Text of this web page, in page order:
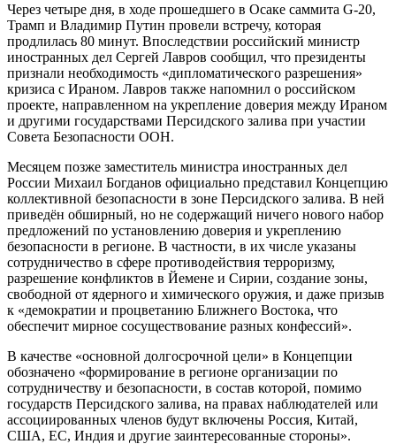
Через четыре дня, в ходе прошедшего в Осаке саммита G-20,
Трамп и Владимир Путин провели встречу, которая
продлилась 80 минут. Впоследствии российский министр
иностранных дел Сергей Лавров сообщил, что президенты
признали необходимость «дипломатического разрешения»
кризиса с Ираном. Лавров также напомнил о российском
проекте, направленном на укрепление доверия между Ираном
и другими государствами Персидского залива при участии
Совета Безопасности ООН.
Месяцем позже заместитель министра иностранных дел
России Михаил Богданов официально представил Концепцию
коллективной безопасности в зоне Персидского залива. В ней
приведён обширный, но не содержащий ничего нового набор
предложений по установлению доверия и укреплению
безопасности в регионе. В частности, в их числе указаны
сотрудничество в сфере противодействия терроризму,
разрешение конфликтов в Йемене и Сирии, создание зоны,
свободной от ядерного и химического оружия, и даже призыв
к «демократии и процветанию Ближнего Востока, что
обеспечит мирное сосуществование разных конфессий».
В качестве «основной долгосрочной цели» в Концепции
обозначено «формирование в регионе организации по
сотрудничеству и безопасности, в состав которой, помимо
государств Персидского залива, на правах наблюдателей или
ассоциированных членов будут включены Россия, Китай,
США, ЕС, Индия и другие заинтересованные стороны».